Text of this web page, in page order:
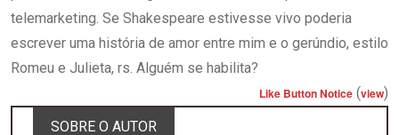
telemarketing. Se Shakespeare estivesse vivo poderia
escrever uma história de amor entre mim e o gerúndio, estilo
Romeu e Julieta, rs. Alguém se habilita?
Like Button Notice (view)
SOBRE O AUTOR